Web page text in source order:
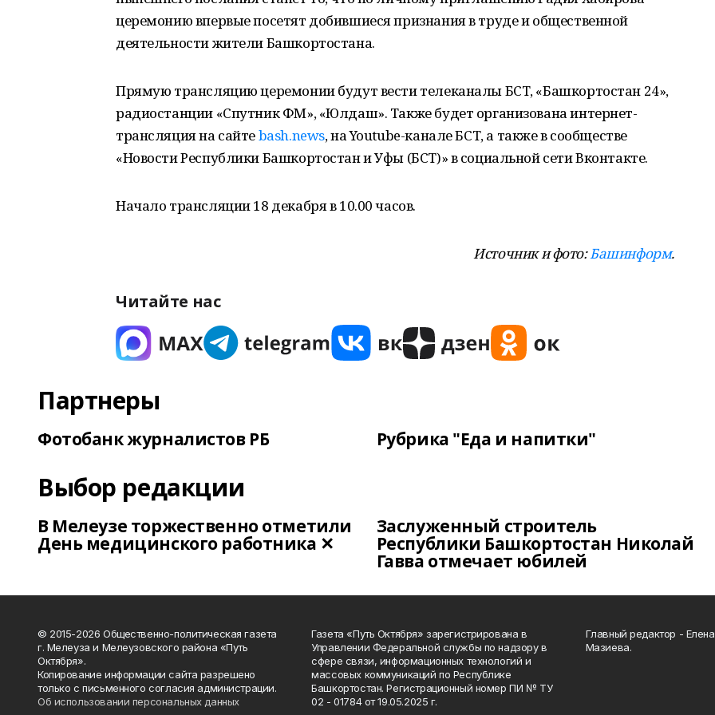
церемонию впервые посетят добившиеся признания в труде и общественной
деятельности жители Башкортостана.
Прямую трансляцию церемонии будут вести телеканалы БСТ, «Башкортостан 24»,
радиостанции «Спутник ФМ», «Юлдаш». Также будет организована интернет-
трансляция на сайтеbash.news, на Youtube-канале БСТ, а также в сообществе
«Новости Республики Башкортостан и Уфы (БСТ)» в социальной сети Вконтакте.
Начало трансляции 18 декабря в 10.00 часов.
Источник и фото:Башинформ.
Читайте нас
Партнеры
Фотобанк журналистов РБ Рубрика "Еда и напитки"
Выбор редакции
В Мелеузе торжественно отметили
День медицинского работника ✕
Заслуженный строитель
Республики Башкортостан Николай
Гавва отмечает юбилей
© 2015-2026 Общественно-политическая газета
г. Мелеуза и Мелеузовского района «Путь
Октября».
Копирование информации сайта разрешено
только с письменного согласия администрации.
Об использовании персональных данных
Газета «Путь Октября» зарегистрирована в
Управлении Федеральной службы по надзору в
сфере связи, информационных технологий и
массовых коммуникаций по Республике
Башкортостан. Регистрационный номер ПИ № ТУ
02 - 01784 от 19.05.2025 г.
Главный редактор -
Мазиева.